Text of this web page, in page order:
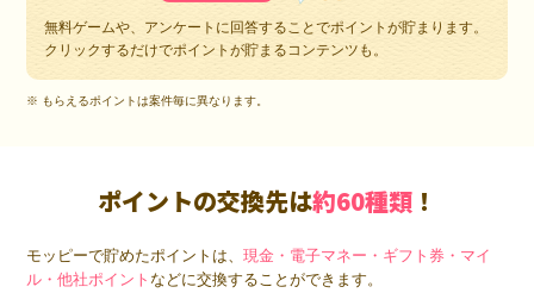
無料ゲームや、アンケートに回答することでポイントが貯まります。
クリックするだけでポイントが貯まるコンテンツも。
※ もらえるポイントは案件毎に異なります。
ポイントの交換先は約60種類 ！
モッピーで貯めたポイントは、現金・電子マネー・ギフト券・マイ
ル・他社ポイントなどに交換することができます。